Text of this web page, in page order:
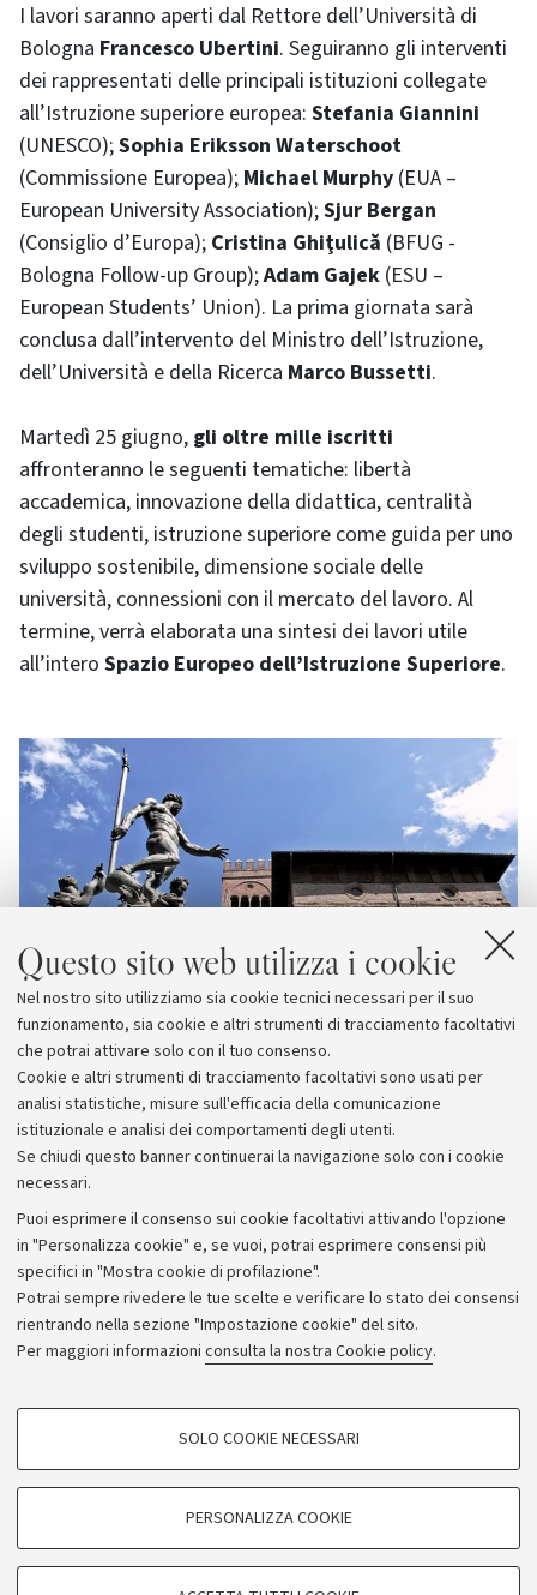
Questo sito web utilizza i cookie
Nel nostro sito utilizziamo sia cookie tecnici necessari per il suo
funzionamento, sia cookie e altri strumenti di tracciamento facoltativi
che potrai attivare solo con il tuo consenso.
Cookie e altri strumenti di tracciamento facoltativi sono usati per
analisi statistiche, misure sull'efficacia della comunicazione
istituzionale e analisi dei comportamenti degli utenti.
Se chiudi questo banner continuerai la navigazione solo con i cookie
necessari.
Puoi esprimere il consenso sui cookie facoltativi attivando l'opzione
in "Personalizza cookie" e, se vuoi, potrai esprimere consensi più
specifici in "Mostra cookie di profilazione".
Potrai sempre rivedere le tue scelte e verificare lo stato dei consensi
rientrando nella sezione "Impostazione cookie" del sito.
Per maggiori informazioni consulta la nostra Cookie policy.
COOKIE DI PROFILAZIONE - FACOLTATIVI
SOLO COOKIE NECESSARI
PERSONALIZZA COOKIE
I lavori saranno aperti dal Rettore dell’Università di
Bologna Francesco Ubertini. Seguiranno gli interventi
dei rappresentati delle principali istituzioni collegate
all’Istruzione superiore europea: Stefania Giannini
(UNESCO);Sophia Eriksson Waterschoot
(Commissione Europea); Michael Murphy (EUA –
European University Association);Sjur Bergan
(Consiglio d’Europa); Cristina Ghiţulică (BFUG -
Bologna Follow-up Group);Adam Gajek (ESU –
European Students’ Union). La prima giornata sarà
conclusa dall’intervento del Ministro dell’Istruzione,
dell’Università e della Ricerca Marco Bussetti.
Martedì 25 giugno, gli oltre mille iscritti
affronteranno le seguenti tematiche: libertà
accademica, innovazione della didattica, centralità
degli studenti, istruzione superiore come guida per uno
sviluppo sostenibile, dimensione sociale delle
università, connessioni con il mercato del lavoro. Al
termine, verrà elaborata una sintesi dei lavori utile
all’intero Spazio Europeo dell’Istruzione Superiore.
Archivio
Comunicati stampa
Redazione
Rassegna stampa
© Copyright 2026 - ALMA MATER STUDIORUM - Università di
Bologna - Via Zamboni, 33 - 40126 Bologna - PI: 01131710376 -
CF: 80007010376